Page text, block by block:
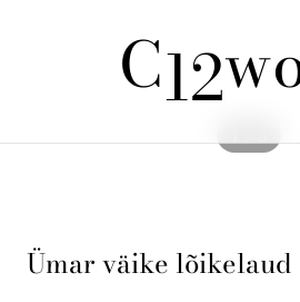
lisati ostukorvi.
Tooted
C12
Ümar väike lõikelaud